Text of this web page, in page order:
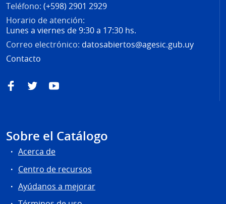
Teléfono: (+598) 2901 2929
Horario de atención:
Lunes a viernes de 9:30 a 17:30 hs.
Correo electrónico: datosabiertos@agesic.gub.uy
Contacto
FacebookTwitterYouTube
Sobre el Catálogo
Acerca de
Centro de recursos
Ayúdanos a mejorar